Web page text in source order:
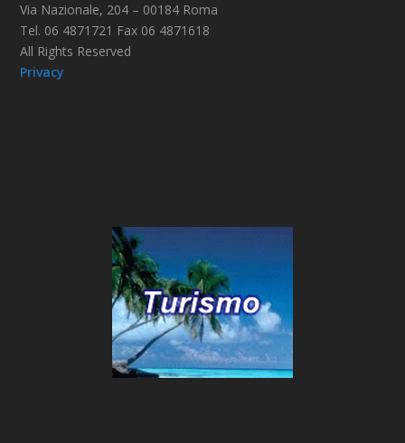
Via Nazionale, 204 – 00184 Roma
Tel. 06 4871721 Fax 06 4871618
All Rights Reserved
Privacy